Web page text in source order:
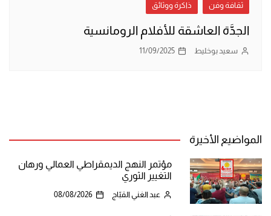
ثقافة وفن ذاكرة ووثائق
الجدَّة العاشقة للأفلام الرومانسية
سعيد بوخليط 11/09/2025
المواضيع الأخيرة
مؤتمر النهج الديمقراطي العمالي ورهان
التغيير الثوري
عبد الغني القبّاج 08/08/2026